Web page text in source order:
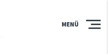
MENÜ